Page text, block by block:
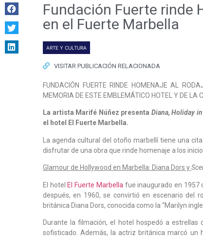
Fundación Fuerte rinde
en el Fuerte Marbella
ARTE Y CULTURA
VISITAR PUBLICACIÓN RELACIONADA
FUNDACIÓN FUERTE RINDE HOMENAJE AL
MEMORIA DE ESTE EMBLEMÁTICO HOTEL Y DE LA
La artista Marifé Núñez presenta Diana, Holiday
el hotel El Fuerte Marbella.
La agenda cultural del otoño marbellí tiene una
disfrutar de una obra que rinde homenaje a los
Glamour de Hollywood en Marbella: Diana Dors y
El hotelEl Fuerte Marbella fue inaugurado en 1957
después, en 1960, se convirtió en escenario del
británica Diana Dors, conocida como la “Marilyn
Durante la filmación, el hotel hospedó a
sofisticado. Además, la actriz británica marcó un